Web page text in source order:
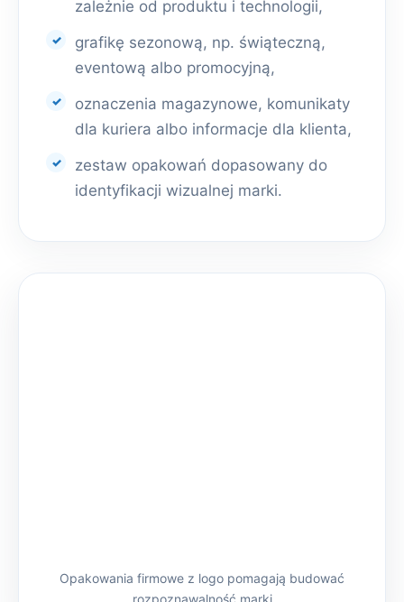
zależnie od produktu i technologii,
grafikę sezonową, np. świąteczną,
eventową albo promocyjną,
oznaczenia magazynowe, komunikaty
dla kuriera albo informacje dla klienta,
zestaw opakowań dopasowany do
identyfikacji wizualnej marki.
Opakowania firmowe z logo pomagają budować
rozpoznawalność marki